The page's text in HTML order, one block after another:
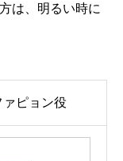
は、明るい時に
ピョン役